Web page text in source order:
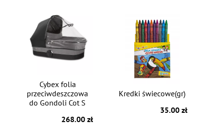
Cybex folia
przeciwdeszczowa
do Gondoli Cot S
268.00 zł
Kredki świecowe(gr)
35.00 zł